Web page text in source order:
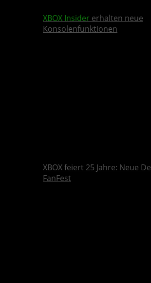
XBOX Insider erhalten neue
Konsolenfunktionen
XBOX feiert 25 Jahre: Neue
FanFest